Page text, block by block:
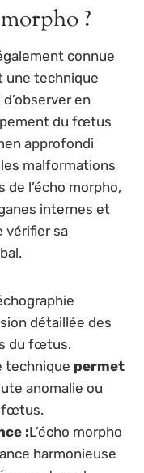
?
connue
une technique
en
du fœtus
approfondi
malformations
l’écho morpho,
internes et
vérifier sa
détaillée des
du fœtus.
technique permet
anomalie ou
fœtus.
:L’écho morpho
harmonieuse